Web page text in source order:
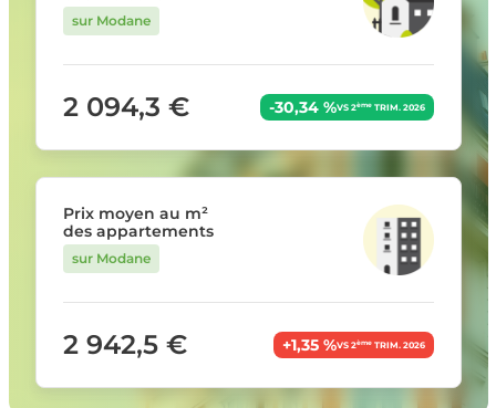
sur Modane
2 094,3 € -30,34 %VS 2èmeTRIM. 2026
Prix moyen au m²
des appartements
sur Modane
2 942,5 € +1,35 %VS 2èmeTRIM. 2026